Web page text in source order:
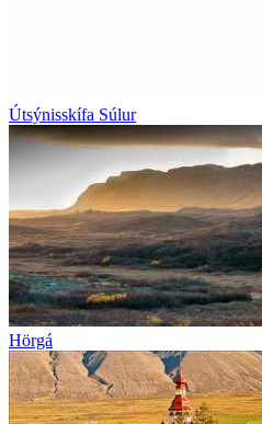
Útsýnisskífa Súlur
Hörgá